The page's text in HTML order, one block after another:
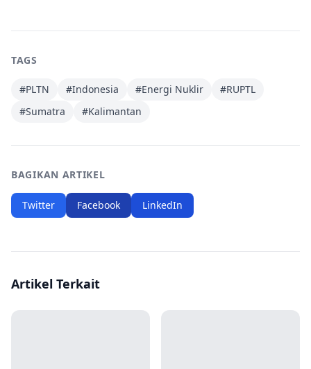
TAGS
#PLTN #Indonesia #Energi Nuklir #RUPTL
#Sumatra #Kalimantan
BAGIKAN ARTIKEL
Twitter Facebook LinkedIn
Artikel Terkait